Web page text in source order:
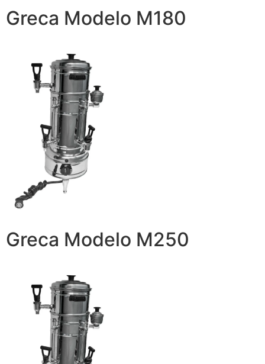
Greca Modelo M180
Greca Modelo M250